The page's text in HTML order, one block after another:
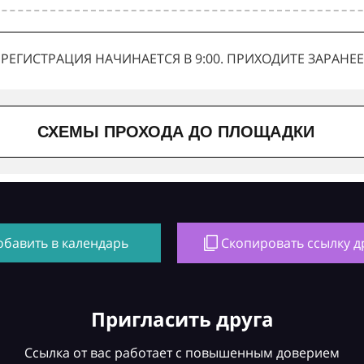
РЕГИСТРАЦИЯ НАЧИНАЕТСЯ В 9:00. ПРИХОДИТЕ ЗАРАНЕЕ
СХЕМЫ ПРОХОДА ДО ПЛОЩАДКИ
в календарь Скопировать ссылку
Пригласить друга
Ссылка от вас работает с повышенным доверием